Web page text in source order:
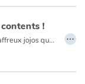
!
C’est la zizanie dans la forêt. Les affreux jojos qui hantent les lieux ne sont pas contents du tout. Et pour cause : PLUS PERSONNE N’A PEUR D’EUX ! La faute à qui ? À Bergamote, une mamie bien culottée qui est venue squatter l’ancienne maison des sept nains. Mais ogres, sorcières, grands méchants loups et autres monstres poilus sont bien décidés à ne pas se laisser faire face au danger qui menace leurs petites affaires... …